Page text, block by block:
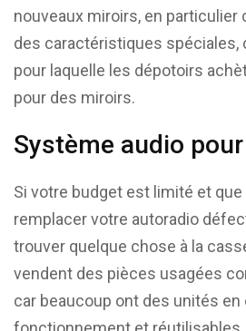
nouveaux miroirs, en
des caractéristiques spéciales,
pour laquelle les dépotoirs
pour des miroirs.
Système audio
Si votre budget est limité et
remplacer votre autoradio
trouver quelque chose à la
vendent des pièces usagées
car beaucoup ont des unités en